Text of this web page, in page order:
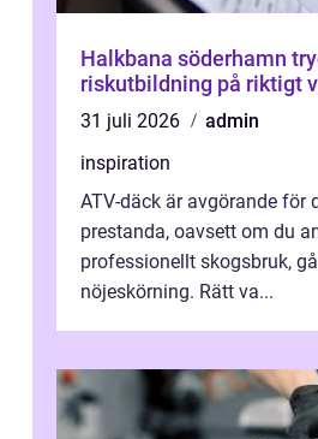
Halkbana söderhamn trygg
riskutbildning på riktigt
31 juli 2026
admin
inspiration
ATV-däck är avgörande för
prestanda, oavsett om du
professionellt skogsbruk,
nöjeskörning. Rätt va...